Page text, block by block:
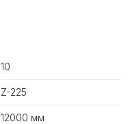
10
Z-225
12000 мм